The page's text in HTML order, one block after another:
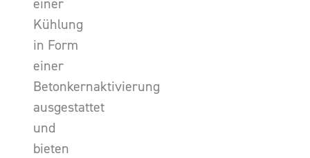
einer
Kühlung
in Form
einer
Betonkernaktivierung
ausgestattet
und
bieten